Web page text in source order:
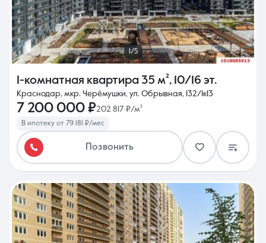
1/5
1-комнатная квартира 35 м², 10/16 эт.
Краснодар, мкр. Черёмушки, ул. Обрывная, 132/1к13
7 200 000 ₽202 817 ₽/м²
В ипотеку от 79 181 ₽/мес
Позвонить